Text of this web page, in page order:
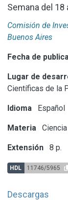
Statistics
Semana del 18
Comisión de
Buenos Aires
Fecha de
Lugar de
Científicas de la
Idioma Español
Materia
Extensión 8 p.
HDL 11746/5965
Descargas